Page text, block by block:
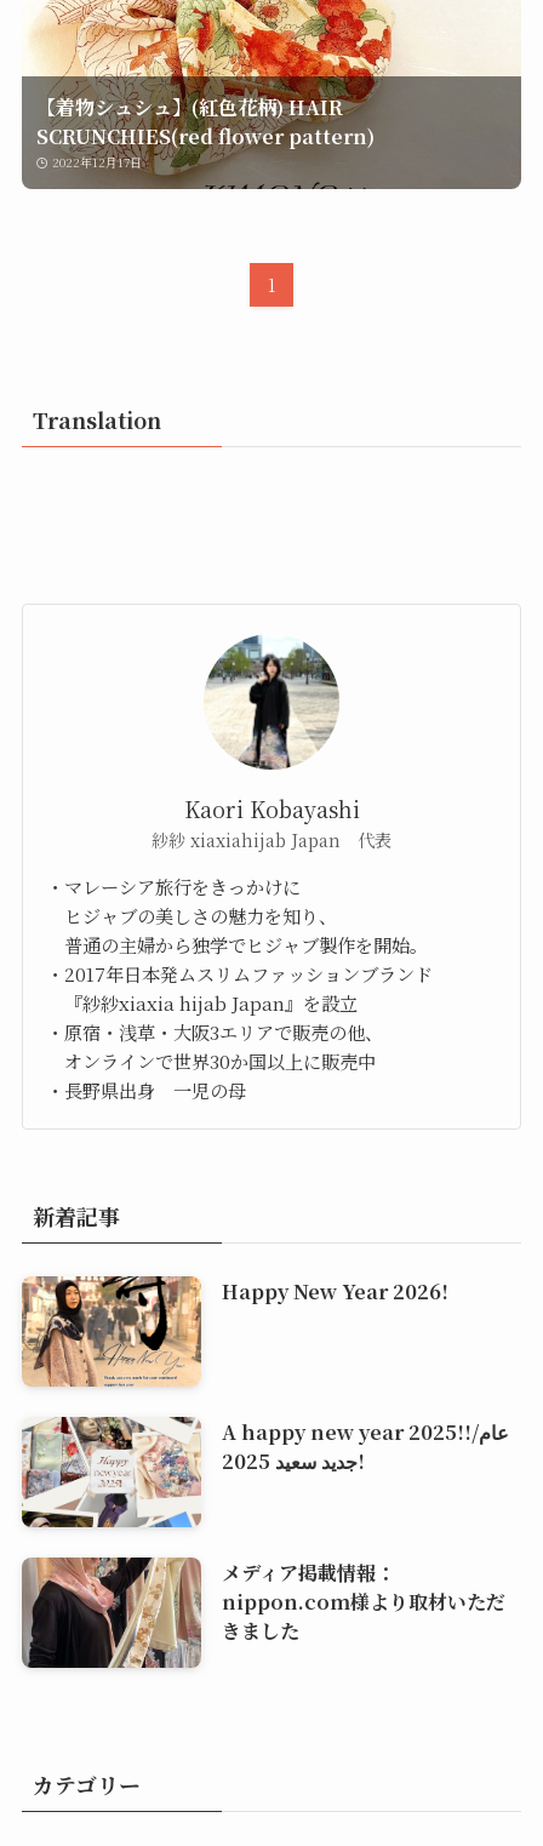
【着物シュシュ】(紅色花柄) HAIR
SCRUNCHIES(red flower pattern)
2022年12月17日
1
Translation
Kaori Kobayashi
紗紗 xiaxiahijab Japan 代表
・マレーシア旅行をきっかけに
ヒジャブの美しさの魅力を知り、
普通の主婦から独学でヒジャブ製作を開始。
・2017年日本発ムスリムファッションブランド
『紗紗xiaxia hijab Japan』を設立
・原宿・浅草・大阪3エリアで販売の他、
オンラインで世界30か国以上に販売中
・長野県出身 一児の母
新着記事
Happy New Year 2026!
A happy new year 2025!!/عام
جديد سعيد 2025!
メディア掲載情報：
nippon.com様より取材いただ
きました
カテゴリー